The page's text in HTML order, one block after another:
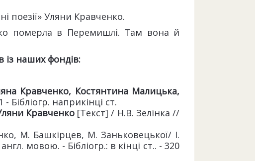
поезії» Уляни Кравченко.
померла в Перемишлі. Там вона й
із наших фондів:
Кравченко, Костянтина Малицька,
Бібліогр. наприкінці ст.
Кравченко[Текст] / Н.В. Зелінка //
М. Башкірцев, М. Заньковецької/ І.
мовою. - Бібліогр.: в кінці ст.. - 320